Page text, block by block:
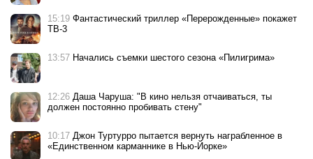
15:19 Фантастический триллер «Перерожденные» покажет
ТВ-3
13:57 Начались съемки шестого сезона «Пилигрима»
12:26 Даша Чаруша: "В кино нельзя отчаиваться, ты
должен постоянно пробивать стену"
10:17 Джон Туртурро пытается вернуть награбленное в
«Единственном карманнике в Нью-Йорке»